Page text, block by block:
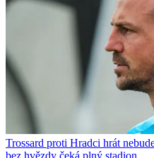
Trossard proti Hradci hrát
bez hvězdy čeká plný stadion